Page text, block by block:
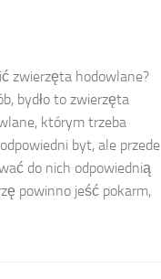
zwierzęta hodowlane?
bydło to zwierzęta
którym trzeba
byt, ale przede
do nich odpowiednią
powinno jeść pokarm,